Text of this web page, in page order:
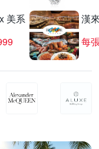
美系
漢
每